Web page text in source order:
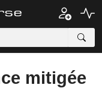
mitigée